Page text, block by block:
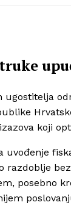
ugostitelja
koji
uvođenje
razdoblje
posebno